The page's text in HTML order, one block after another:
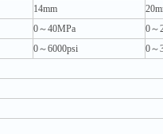
14mm
0～40MPa
0～
0～6000psi
0～